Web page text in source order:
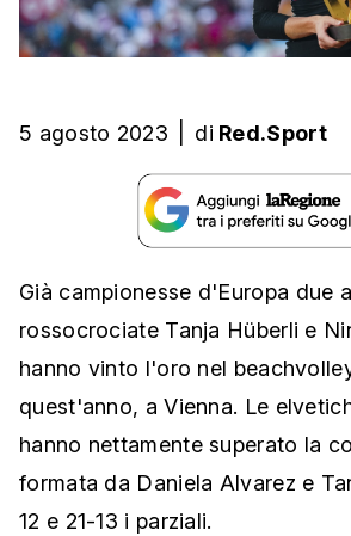
5 agosto 2023 di Red.Sport
Già campionesse d'Europa due
rossocrociate Tanja Hüberli e
hanno vinto l'oro nel
quest'anno, a Vienna. Le
hanno nettamente superato la
formata da Daniela Alvarez e
12 e 21-13 i parziali.